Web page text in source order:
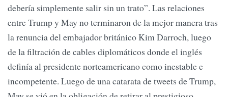
debería simplemente salir sin un trato”. Las relaciones
entre Trump y May no terminaron de la mejor manera tras
la renuncia del embajador británico Kim Darroch, luego
de la filtración de cables diplomáticos donde el inglés
definía al presidente norteamericano como inestable e
incompetente. Luego de una catarata de tweets de Trump,